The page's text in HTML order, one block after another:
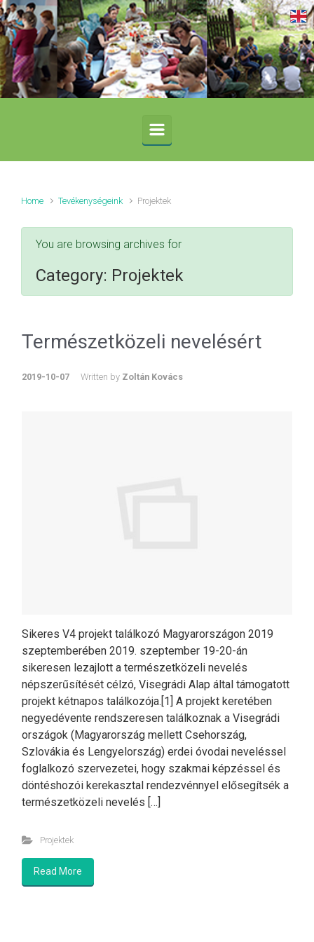
Skip to main content
Home Tevékenységeink Projektek
You are browsing archives for
Category: Projektek
Természetközeli nevelésért
2019-10-07 Written by Zoltán Kovács
Sikeres V4 projekt találkozó Magyarországon 2019
szeptemberében 2019. szeptember 19-20-án
sikeresen lezajlott a természetközeli nevelés
népszerűsítését célzó, Visegrádi Alap által támogatott
projekt kétnapos találkozója.[1] A projekt keretében
negyedévente rendszeresen találkoznak a Visegrádi
országok (Magyarország mellett Csehország,
Szlovákia és Lengyelország) erdei óvodai neveléssel
foglalkozó szervezetei, hogy szakmai képzéssel és
döntéshozói kerekasztal rendezvénnyel elősegítsék a
természetközeli nevelés […]
Projektek
Read More